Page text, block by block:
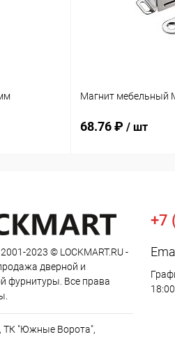
Магнит мебельный
68.76 ₽ / шт
2023 © LOCKMART.RU -
дверной и
фурнитуры. Все права
ТК "Южные Ворота",
+7
18:00